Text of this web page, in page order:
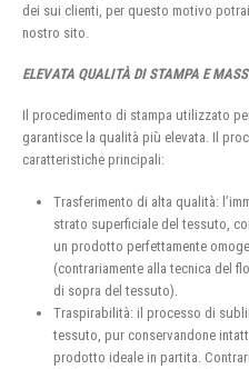
dei sui clienti, per questo motivo
nostro sito.
ELEVATA QUALITÀ DI STAMPA E
Il procedimento di stampa utilizzato
garantisce la qualità più elevata. Il
caratteristiche principali:
Trasferimento di alta qualità:
strato superficiale del tessuto,
un prodotto perfettamente
(contrariamente alla tecnica del
di sopra del tessuto).
Traspirabilità: il processo di
tessuto, pur conservandone
prodotto ideale in partita.